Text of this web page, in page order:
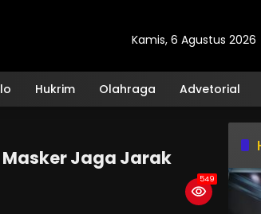
Kamis, 6 Agustus 2026
Hukrim Olahraga Advetorial
Jaga Jarak
549